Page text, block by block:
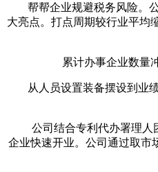
帮帮企业规避税务风险。公
大亮点。打点周期较行业平均
累计办事企业数量冲
从人员设置装备摆设到业绩
公司结合专利代办署理人团
企业快速开业。公司通过取市